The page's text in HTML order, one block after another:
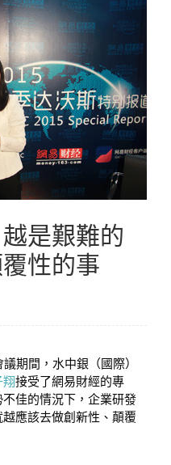
是艱難的
性的事
議期間，水中銀（國際）
翔接受了網易財經的專
佳的情況下，企業研發
應該去做創新性、顛覆